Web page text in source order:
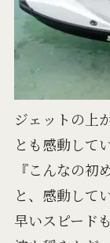
ジェットの上
とも感動して
『こんなの初
と、感動して
早いスピード